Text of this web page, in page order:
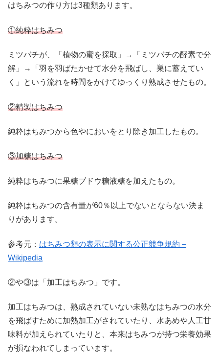
はちみつの作り方は3種類あります。
①純粋はちみつ
ミツバチが、「植物の蜜を採取」→「ミツバチの酵素で分
解」→「羽を羽ばたかせて水分を飛ばし、巣に蓄えてい
く」という流れを時間をかけてゆっくり熟成させたもの。
②精製はちみつ
純粋はちみつから色やにおいをとり除き加工したもの。
③加糖はちみつ
純粋はちみつに果糖ブドウ糖液糖を加えたもの。
純粋はちみつの含有量が60％以上でないとならない決ま
りがあります。
参考元： はちみつ類の表示に関する公正競争規約 –
Wikipedia
②や③は「加工はちみつ」です。
加工はちみつは、熟成されていない未熟なはちみつの水分
を飛ばすために加熱加工がされていたり、水あめや人工甘
味料が加えられていたりと、本来はちみつが持つ栄養効果
が損なわれてしまっています。